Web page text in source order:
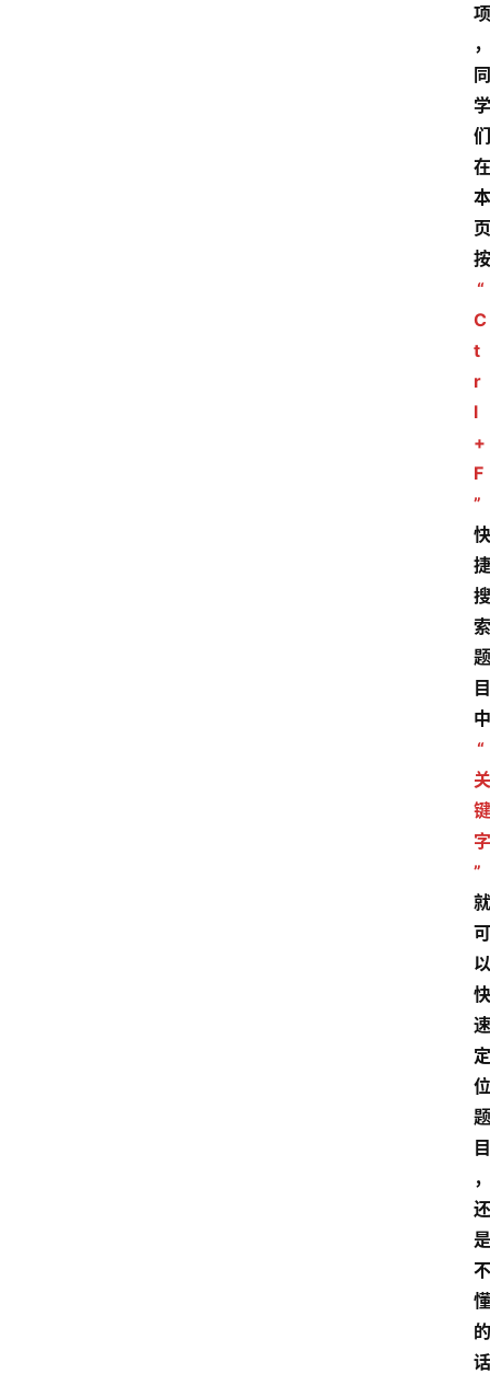
项
，
同
学
们
在
本
页
按
“
C
t
r
l
+
F
”
快
捷
搜
索
题
目
中
“
关
键
字
”
就
可
以
快
速
定
位
题
目
，
还
是
不
懂
的
话